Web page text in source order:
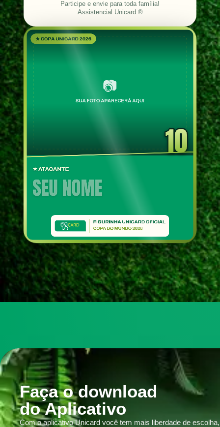
Participe e envie para toda família!
Assistencial Unicard ®
Faça o download
do Aplicativo
Com o aplicativo Unicard você tem mais liberdade de escolha,